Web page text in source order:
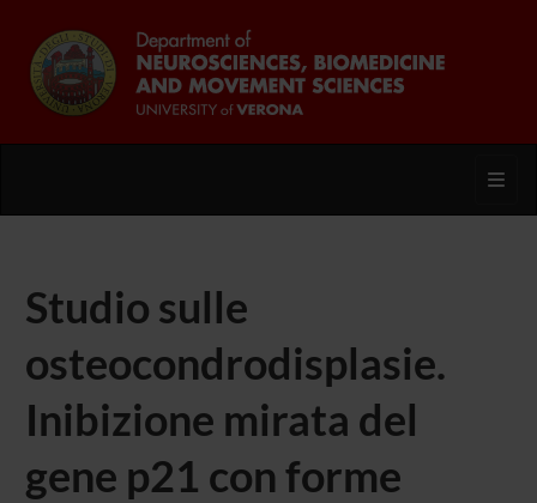
Studio sulle
osteocondrodisplasie.
Inibizione mirata del
gene p21 con forme